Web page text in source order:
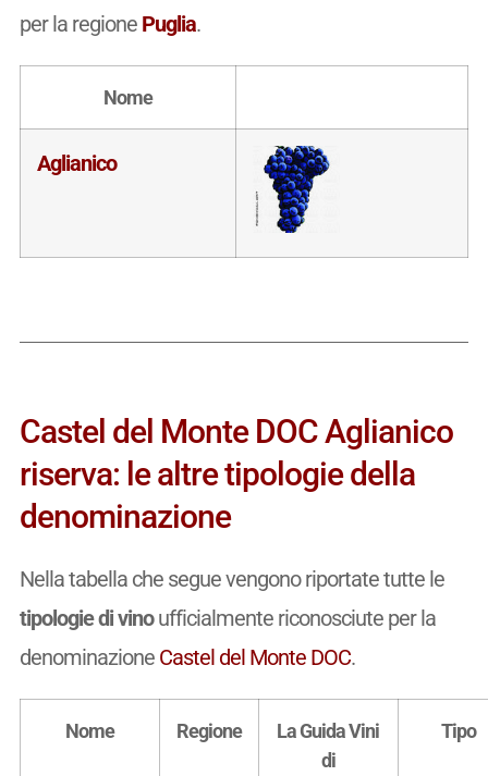
per la regione Puglia.
Nome
Aglianico
Castel del Monte DOC Aglianico
riserva: le altre tipologie della
denominazione
Nella tabella che segue vengono riportate tutte le
tipologie di vinoufficialmente riconosciute per la
denominazione Castel del Monte DOC.
Nome Regione
La Guida Vini
di
Tipo